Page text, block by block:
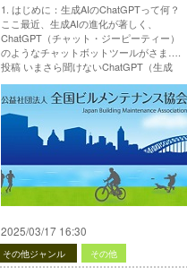
1. はじめに：生成AIのChatGPTって何？
ここ最近、生成AIの進化が著しく、
ChatGPT（チャット・ジーピーティー）
のようなチャットボットツールがさま….
投稿 いまさら聞けないChatGPT（生成
メンテナンス協会 に最初に表示されまし
た。
2025/03/17 16:30
その他ジャンル その他